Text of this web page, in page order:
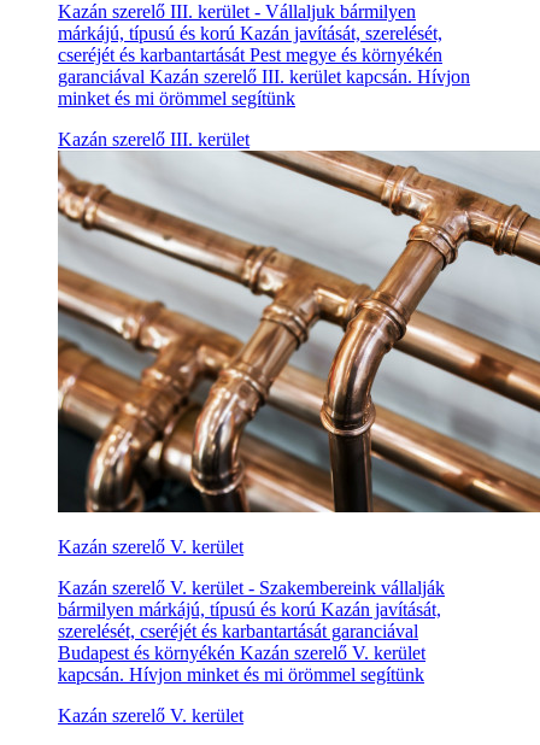
Kazán szerelő III. kerület - Vállaljuk bármilyen
márkájú, típusú és korú Kazán javítását, szerelését,
cseréjét és karbantartását Pest megye és környékén
garanciával Kazán szerelő III. kerület kapcsán. Hívjon
minket és mi örömmel segítünk
Kazán szerelő III. kerület
Kazán szerelő V. kerület
Kazán szerelő V. kerület - Szakembereink vállalják
bármilyen márkájú, típusú és korú Kazán javítását,
szerelését, cseréjét és karbantartását garanciával
Budapest és környékén Kazán szerelő V. kerület
kapcsán. Hívjon minket és mi örömmel segítünk
Kazán szerelő V. kerület